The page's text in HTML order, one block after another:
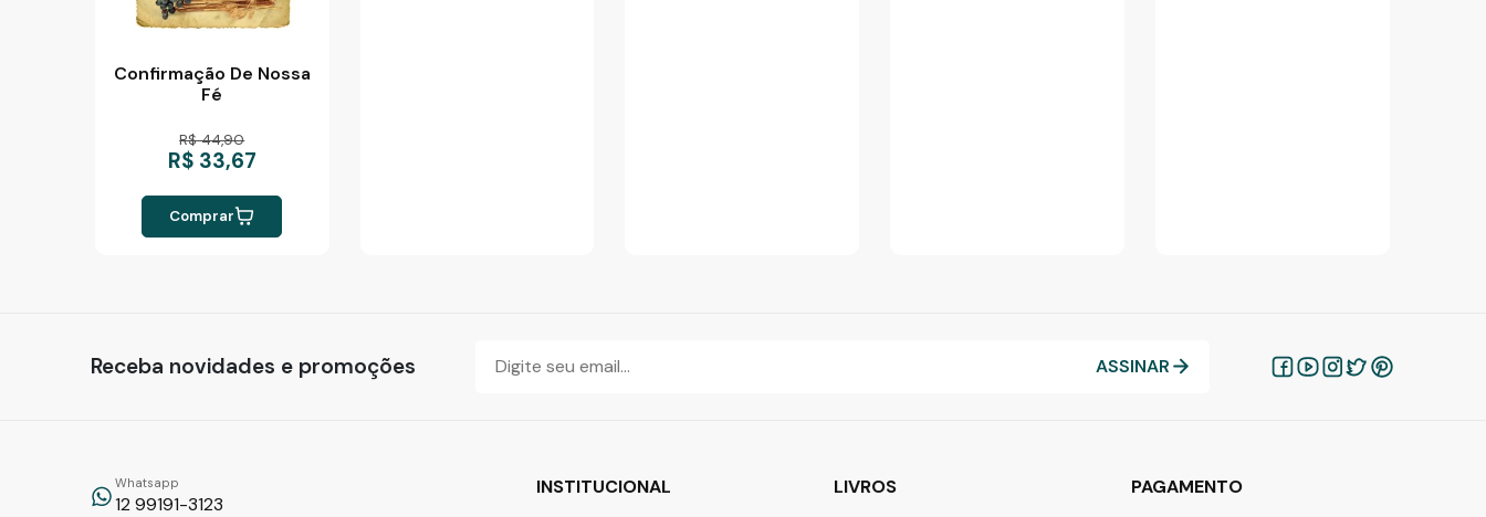
Confirmação De Nossa
Fé
R$ 44,90
R$ 33,67
Comprar
Receba novidades e promoções ASSINAR
Whatsapp
12 99191-3123
INSTITUCIONAL LIVROS PAGAMENTO